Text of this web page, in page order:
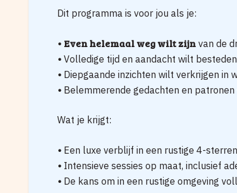
Dit programma is voor jou als je:
• Even helemaal weg wilt zijn van de
• Volledige tijd en aandacht wilt
• Diepgaande inzichten wilt verkrijgen in
• Belemmerende gedachten en
Wat je krijgt:
• Een luxe verblijf in een rustige 4-
• Intensieve sessies op maat, inclusief
• De kans om in een rustige omgeving